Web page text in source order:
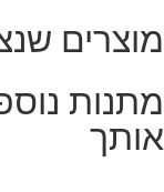
מוצרים
מתנות
אותך